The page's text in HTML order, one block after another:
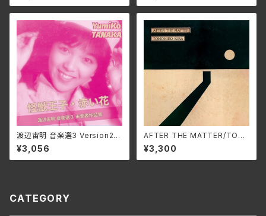
渡辺宙明 音楽選3 Version2/
田中由美子、根本由美、成松こだ
ま 3SCD-0072(仕様:CD)
¥3,056
AFTER THE MATTER/TOM
OHIKO KIRA HARV-0025
(仕様:CD)
¥3,300
CATEGORY